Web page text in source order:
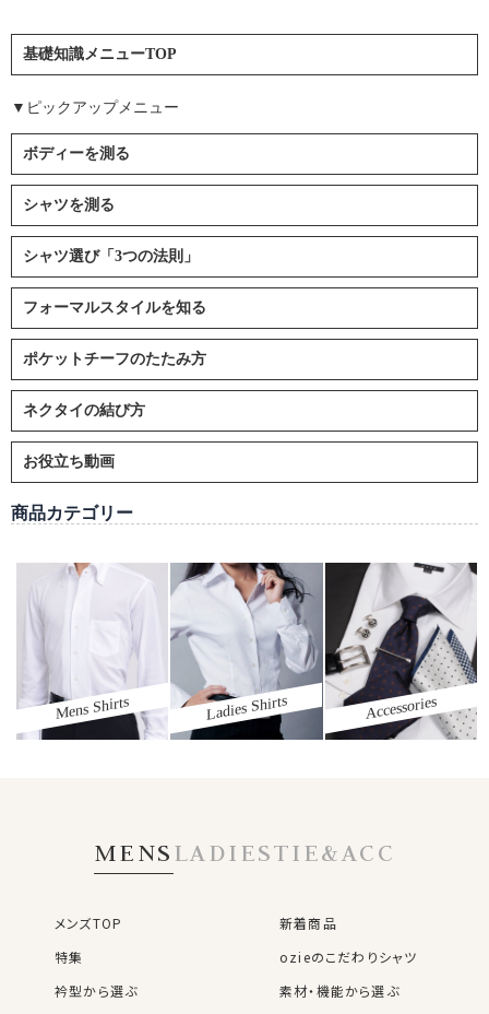
基礎知識メニューTOP
▼ピックアップメニュー
ボディーを測る
シャツを測る
シャツ選び「3つの法則」
フォーマルスタイルを知る
ポケットチーフのたたみ方
ネクタイの結び方
お役立ち動画
商品カテゴリー
Mens Shirts Ladies Shirts Accessories
MENSLADIESTIE&ACC
メンズTOP
新着商品
特集
ozieのこだわりシャツ
衿型から選ぶ
素材・機能から選ぶ